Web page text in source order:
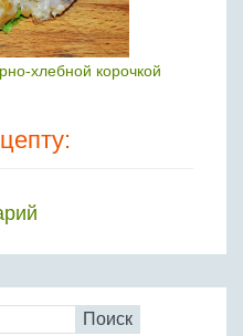
хлебной корочкой
Поиск